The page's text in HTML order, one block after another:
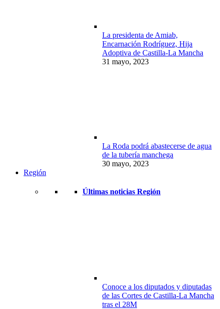
La presidenta de Amiab,
Encarnación Rodríguez, Hija
Adoptiva de Castilla-La Mancha
31 mayo, 2023
La Roda podrá abastecerse de agua
de la tubería manchega
30 mayo, 2023
Región
Últimas noticias Región
Conoce a los diputados y diputadas
de las Cortes de Castilla-La Mancha
tras el 28M